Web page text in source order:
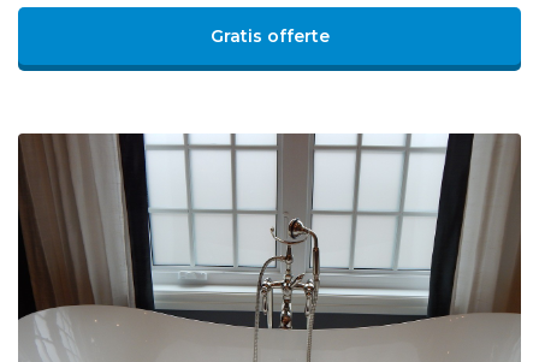
Gratis offerte